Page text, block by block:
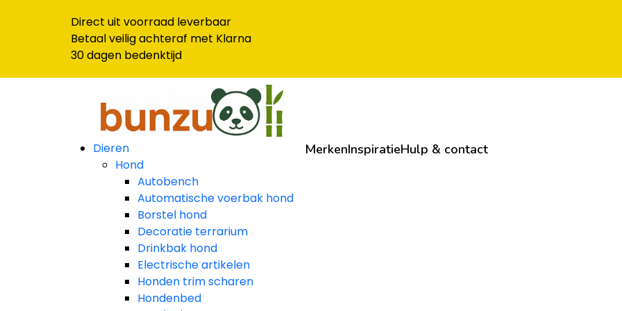
Direct uit voorraad leverbaar
Betaal veilig achteraf met Klarna
30 dagen bedenktijd
Dieren
Hond
Autobench
Automatische voerbak hond
Borstel hond
Decoratie terrarium
Drinkbak hond
Electrische artikelen
Honden trim scharen
Hondenbed
MerkenInspiratieHulp & contact